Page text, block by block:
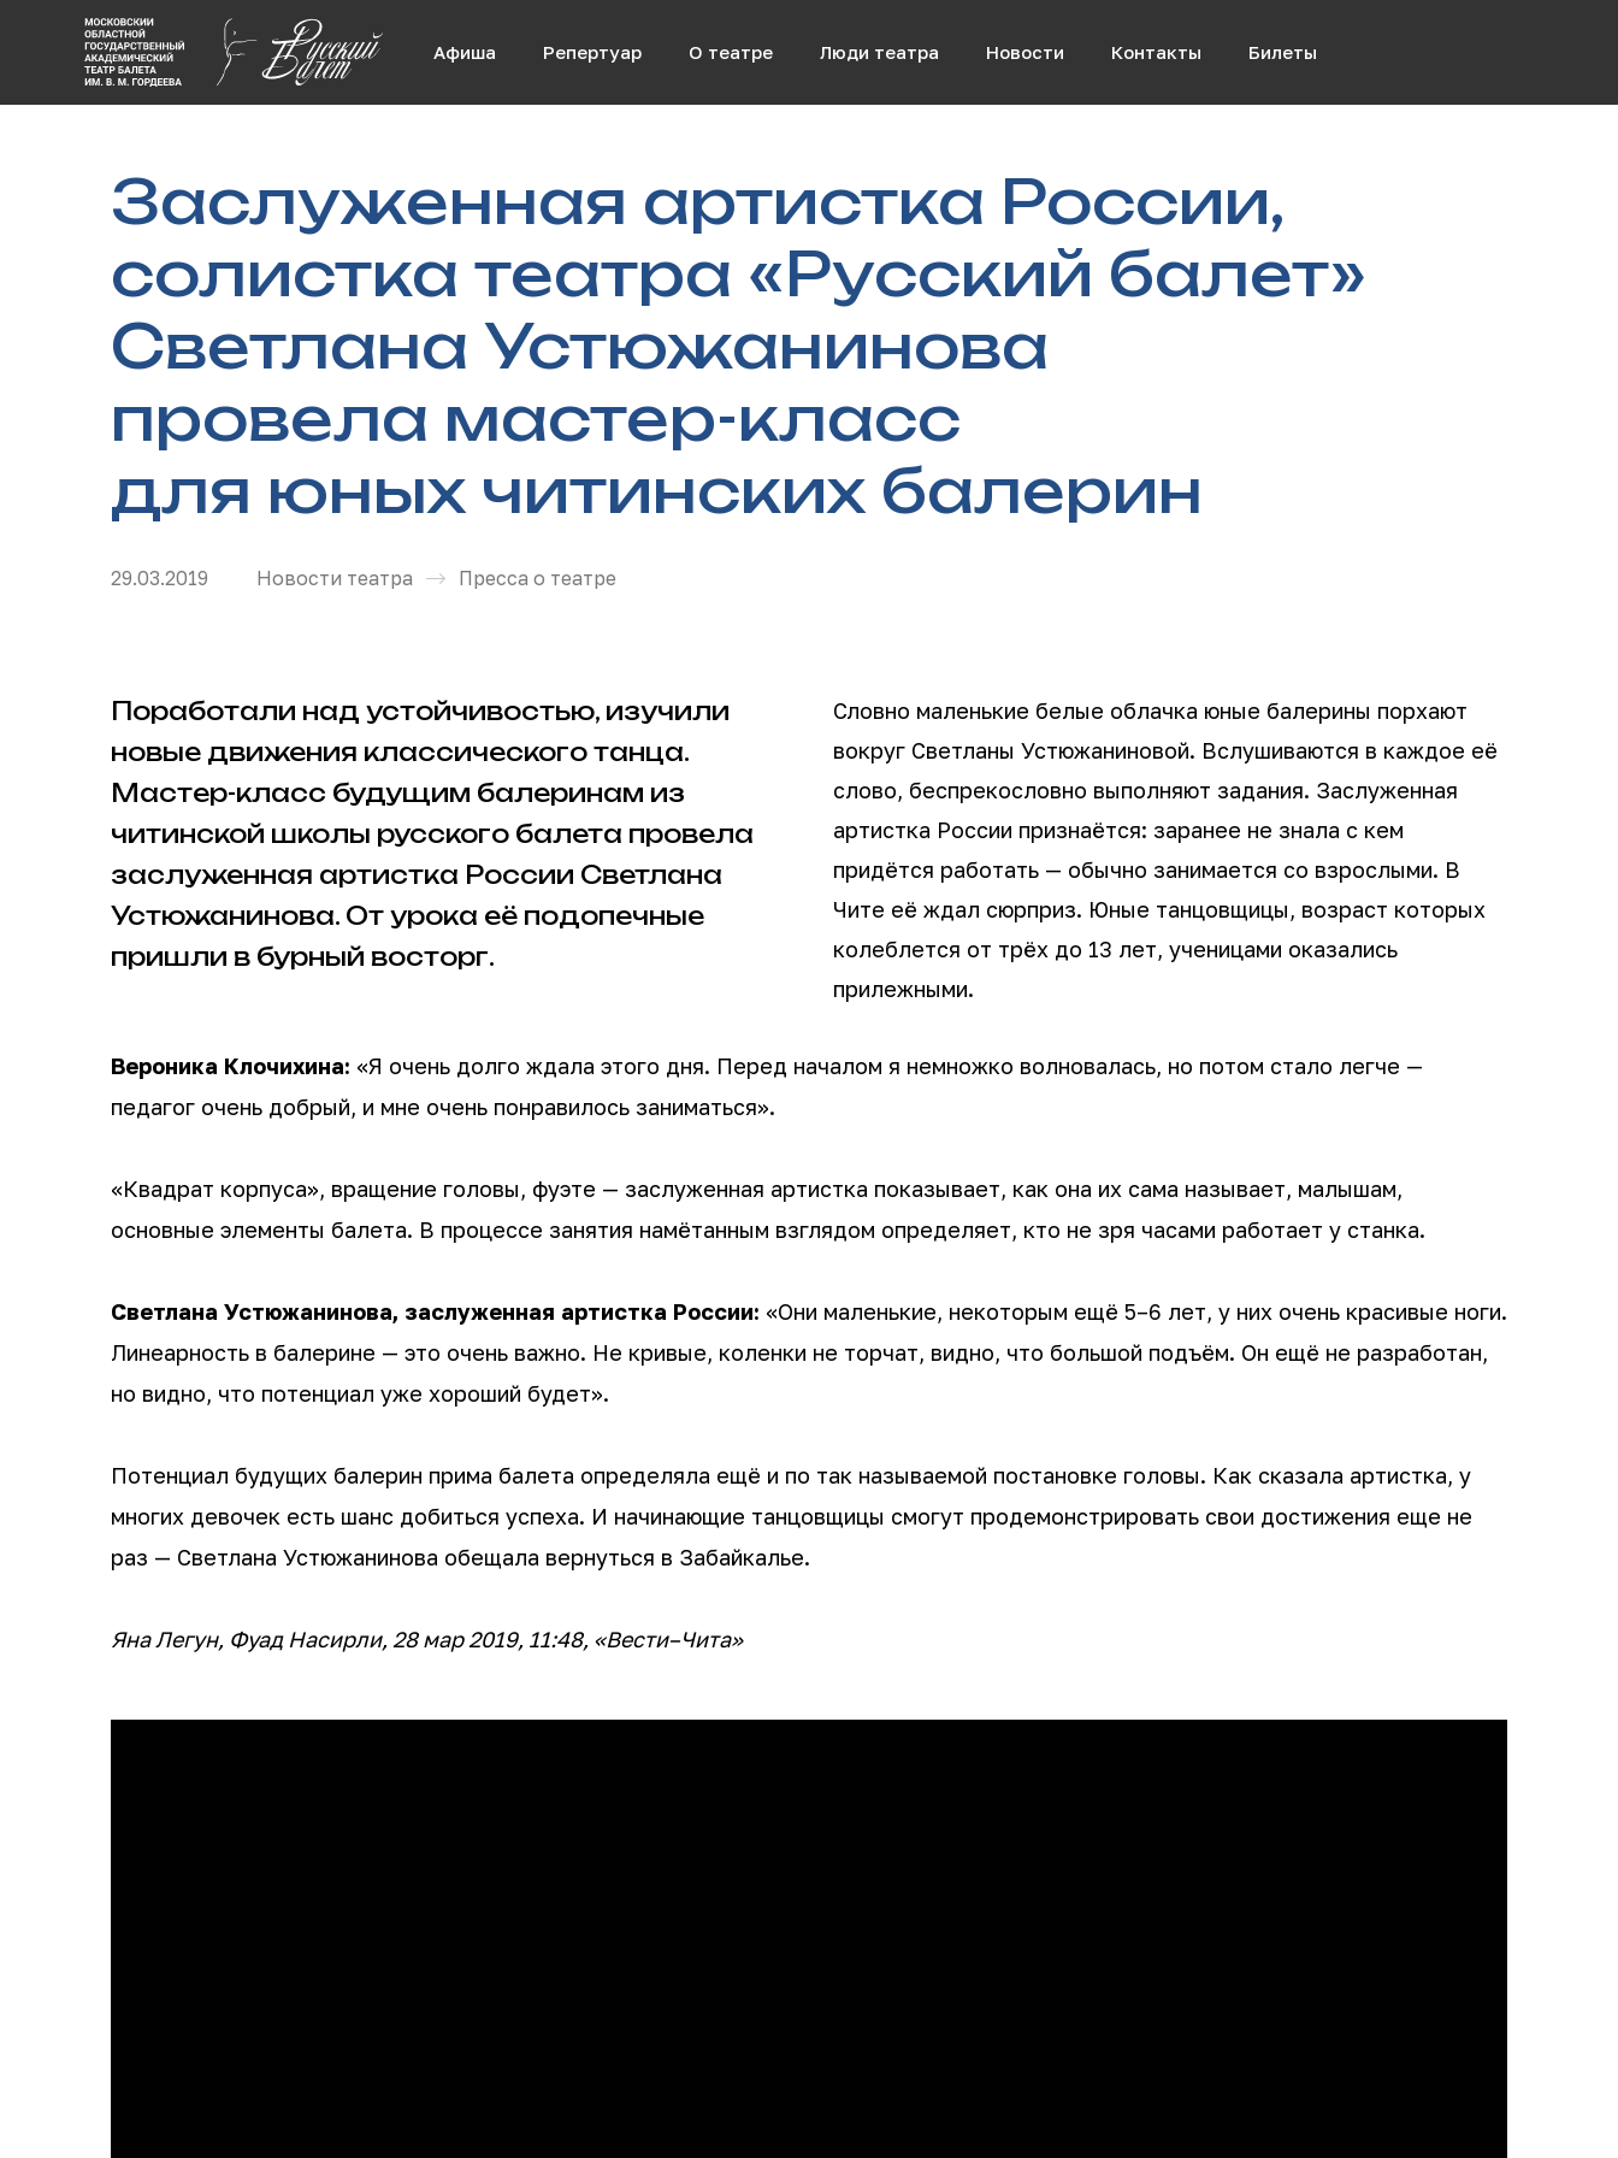
Афиша Репертуар О театре Люди театра Новости Контакты Билеты
Заслуженная артистка России,
солистка театра «Русский балет»
Светлана Устюжанинова
провела мастер-класс
для юных читинских балерин
29.03.2019 Новости театра Пресса о театре
Поработали над устойчивостью, изучили
новые движения классического танца.
Мастер-класс будущим балеринам из
читинской школы русского балета провела
заслуженная артистка России Светлана
Устюжанинова. От урока её подопечные
пришли в бурный восторг.
Словно маленькие белые облачка юные балерины порхают
вокруг Светланы Устюжаниновой. Вслушиваются в каждое её
слово, беспрекословно выполняют задания. Заслуженная
артистка России признаётся: заранее не знала с кем
придётся работать — обычно занимается со взрослыми. В
Чите её ждал сюрприз. Юные танцовщицы, возраст которых
колеблется от трёх до 13 лет, ученицами оказались
прилежными.
Вероника Клочихина: «Я очень долго ждала этого дня. Перед началом я немножко волновалась, но потом стало легче —
педагог очень добрый, и мне очень понравилось заниматься».
«Квадрат корпуса», вращение головы, фуэте — заслуженная артистка показывает, как она их сама называет, малышам,
основные элементы балета. В процессе занятия намётанным взглядом определяет, кто не зря часами работает у станка.
Светлана Устюжанинова, заслуженная артистка России: «Они маленькие, некоторым ещё 5–6 лет, у них очень красивые ноги.
Линеарность в балерине — это очень важно. Не кривые, коленки не торчат, видно, что большой подъём. Он ещё не разработан,
но видно, что потенциал уже хороший будет».
Потенциал будущих балерин прима балета определяла ещё и по так называемой постановке головы. Как сказала артистка, у
многих девочек есть шанс добиться успеха. И начинающие танцовщицы смогут продемонстрировать свои достижения еще не
раз — Светлана Устюжанинова обещала вернуться в Забайкалье.
Яна Легун, Фуад Насирли, 28 мар 2019, 11:48, «Вести–Чита»